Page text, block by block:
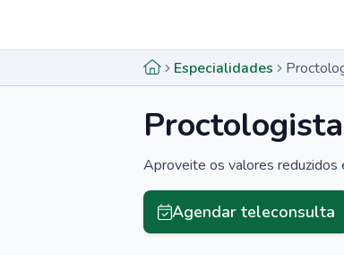
Especialidades
Aproveite os valores reduzidos
Agendar teleconsulta